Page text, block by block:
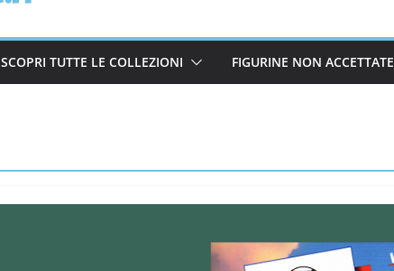
SCOPRI TUTTE LE COLLEZIONI FIGURINE NON ACCETTATE